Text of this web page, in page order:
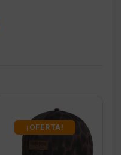
¡OFERTA!